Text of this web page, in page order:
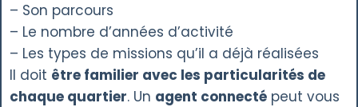
– Son parcours
– Le nombre d’années d’activité
– Les types de missions qu’il a déjà réalisées
Il doit être familier avec les particularités de
chaque quartier. Un agent connecté peut vous